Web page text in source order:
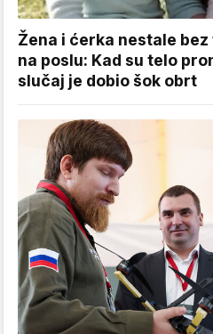
Žena i ćerka nestale
na poslu: Kad su telo
slučaj je dobio šok obrt